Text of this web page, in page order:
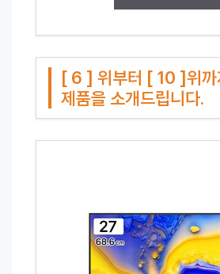
[ 6 ] 위부터 [ 10 ]위까
제품을 소개드립니다.